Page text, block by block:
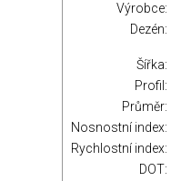
Výrobce:
Dezén:
Šířka:
Profil:
Průměr:
Nosnostní index:
Rychlostní index:
DOT: